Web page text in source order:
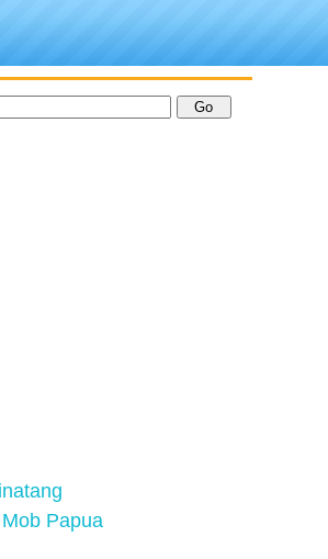
Papua